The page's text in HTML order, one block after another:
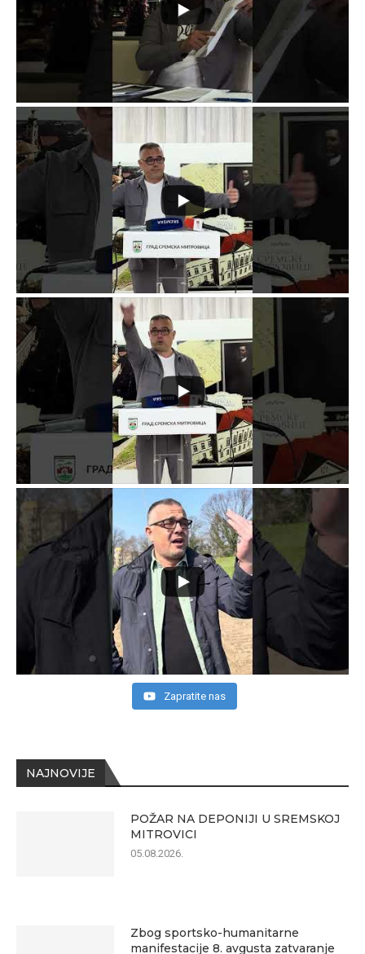
NAJNOVIJE
POŽAR NA DEPONIJI U SREMSKOJ
MITROVICI
05.08.2026.
Zbog sportsko-humanitarne
manifestacije 8. avgusta zatvaranje
Zapratite nas